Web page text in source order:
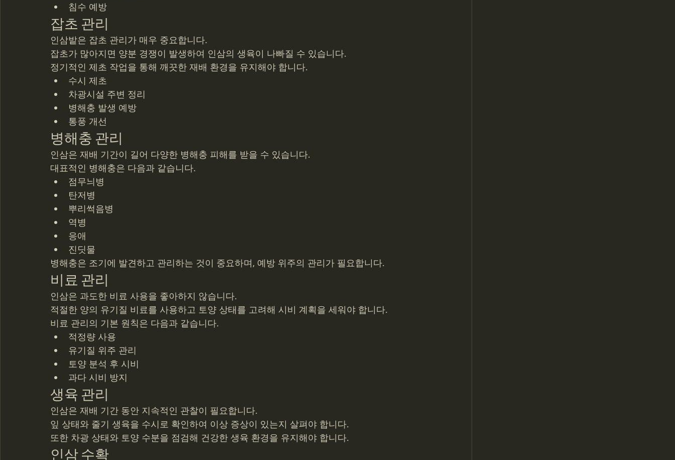
침수 예방
잡초 관리
인삼밭은 잡초 관리가 매우 중요합니다.
잡초가 많아지면 양분 경쟁이 발생하여 인삼의 생육이 나빠질 수 있습니다.
정기적인 제초 작업을 통해 깨끗한 재배 환경을 유지해야 합니다.
수시 제초
차광시설 주변 정리
병해충 발생 예방
통풍 개선
병해충 관리
인삼은 재배 기간이 길어 다양한 병해충 피해를 받을 수 있습니다.
대표적인 병해충은 다음과 같습니다.
점무늬병
탄저병
뿌리썩음병
역병
응애
진딧물
병해충은 조기에 발견하고 관리하는 것이 중요하며, 예방 위주의 관리가 필요합니다.
비료 관리
인삼은 과도한 비료 사용을 좋아하지 않습니다.
적절한 양의 유기질 비료를 사용하고 토양 상태를 고려해 시비 계획을 세워야 합니다.
비료 관리의 기본 원칙은 다음과 같습니다.
적정량 사용
유기질 위주 관리
토양 분석 후 시비
과다 시비 방지
생육 관리
인삼은 재배 기간 동안 지속적인 관찰이 필요합니다.
잎 상태와 줄기 생육을 수시로 확인하여 이상 증상이 있는지 살펴야 합니다.
또한 차광 상태와 토양 수분을 점검해 건강한 생육 환경을 유지해야 합니다.
인삼 수확